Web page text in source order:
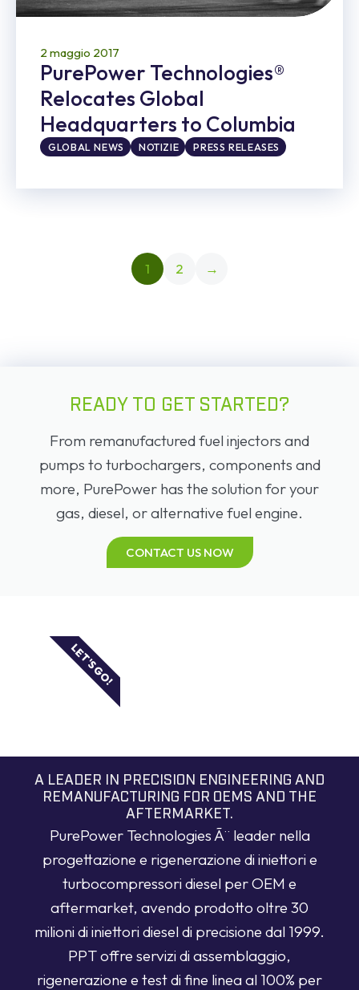
2 maggio 2017
PurePower Technologies®
Relocates Global
Headquarters to Columbia
GLOBAL NEWS NOTIZIE PRESS RELEASES
1 2 →
READY TO GET STARTED?
From remanufactured fuel injectors and
pumps to turbochargers, components and
more, PurePower has the solution for your
gas, diesel, or alternative fuel engine.
CONTACT US NOW
LET'S GO!
A LEADER IN PRECISION ENGINEERING AND
REMANUFACTURING FOR OEMS AND THE
AFTERMARKET.
PurePower Technologies Ã¨ leader nella
progettazione e rigenerazione di iniettori e
turbocompressori diesel per OEM e
aftermarket, avendo prodotto oltre 30
milioni di iniettori diesel di precisione dal 1999.
PPT offre servizi di assemblaggio,
rigenerazione e test di fine linea al 100% per